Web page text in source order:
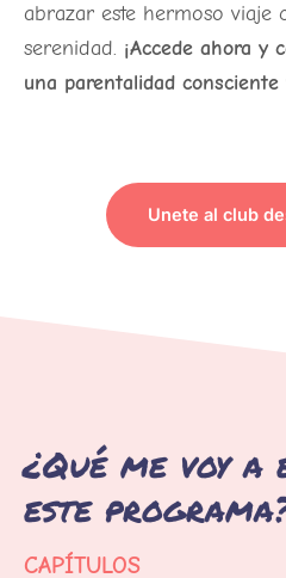
abrazar este hermoso viaje
serenidad. ¡Accede ahora y
una parentalidad consciente
Unete al club
¿Qué me voy
este
CAPÍTULOS